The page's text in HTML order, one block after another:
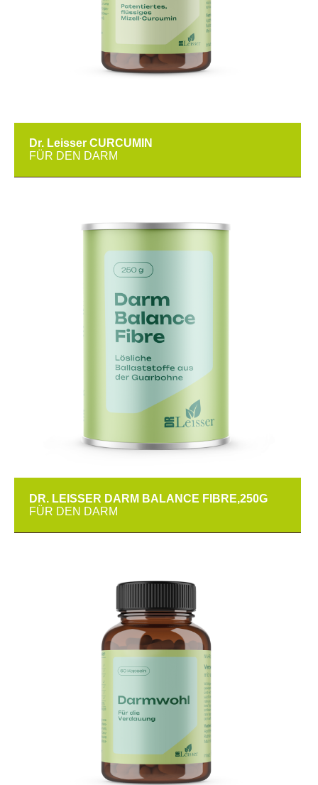
Dr. Leisser CURCUMIN
FÜR DEN DARM
DR. LEISSER DARM BALANCE FIBRE,250G
FÜR DEN DARM